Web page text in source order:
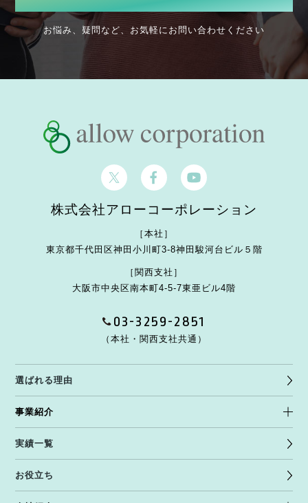
お悩み、疑問など、お気軽にお問い合わせください
株式会社アローコーポレーション
［本社］
東京都千代田区神田小川町3-8神田駿河台ビル５階
［関西支社］
大阪市中央区南本町4-5-7東亜ビル4階
03-3259-2851
（本社・関西支社共通）
選ばれる理由
事業紹介
実績一覧
お役立ち